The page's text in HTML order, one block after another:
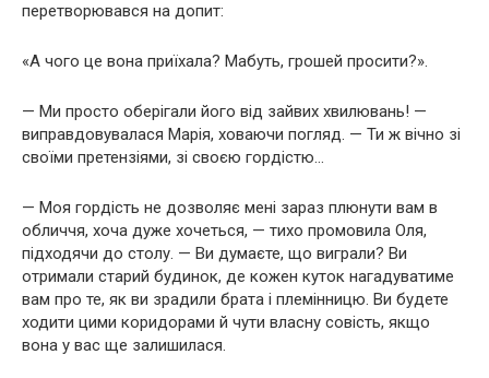
перетворювався на допит:
«А чого це вона приїхала? Мабуть, грошей просити?».
— Ми просто оберігали його від зайвих хвилювань! —
виправдовувалася Марія, ховаючи погляд. — Ти ж вічно зі
своїми претензіями, зі своєю гордістю…
— Моя гордість не дозволяє мені зараз плюнути вам в
обличчя, хоча дуже хочеться, — тихо промовила Оля,
підходячи до столу. — Ви думаєте, що виграли? Ви
отримали старий будинок, де кожен куток нагадуватиме
вам про те, як ви зрадили брата і племінницю. Ви будете
ходити цими коридорами й чути власну совість, якщо
вона у вас ще залишилася.